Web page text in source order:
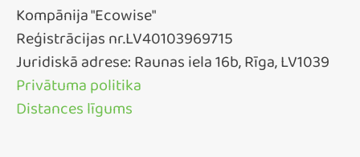
Kompānija "Ecowise"
Reģistrācijas nr.LV40103969715
Juridiskā adrese: Raunas iela 16b, Rīga, LV1039
Privātuma politika
Distances līgums